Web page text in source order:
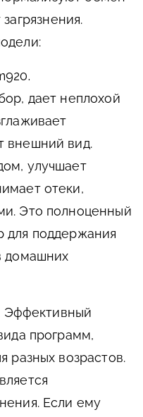
дает неплохой
внешний вид.
улучшает
отеки,
Это полноценный
для поддержания
домашних
Эффективный
программ,
разных возрастов.
Если ему